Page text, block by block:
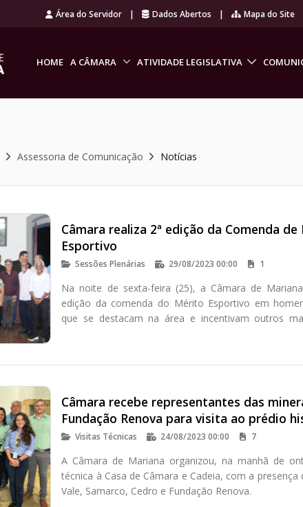
Área do Servidor | Dados Abertos | Mapa do Site
HOME A CÂMARA ATIVIDADE LEGISLATIVA
Assessoria de Comunicação Notícias
Câmara realiza 2ª edição da Comenda
Esportivo
Sessões Plenárias 29/08/2023 00:00 1
Na noite de sexta-feira (25), a Câmara de
edição da comenda do Mérito Esportivo em
que se destacam na área e incentivam outros
Câmara recebe representantes das
Fundação Renova para visita ao prédio
Visitas Técnicas 24/08/2023 00:00 7
A Câmara de Mariana organizou, na manhã de
técnica à Casa de Câmara e Cadeia, com a presença
Vale, Samarco, Cedro e Fundação Renova.